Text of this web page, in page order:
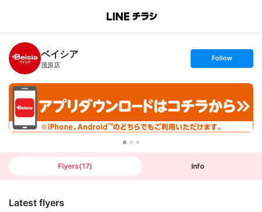
B
n
c
h
T
ベイシア
茂原店
s
t
o
o
w
Follow
Flyers(17) Info
Latest flyers